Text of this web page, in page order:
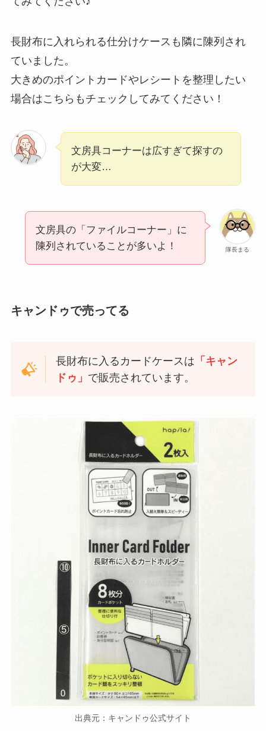
長財布に入れられる仕分けケースも隣に陳列され
ていました。
大きめのポイントカードやレシートを整理したい
場合はこちらもチェックしてみてください！
文房具コーナーは広すぎて探すの
が大変…
隊長まる
文房具の「ファイルコーナー」に
陳列されていることが多いよ！
キャンドゥで売ってる
長財布に入るカードケースは 「キャン
ドゥ」 で販売されています。
出典元：キャンドゥ公式サイト